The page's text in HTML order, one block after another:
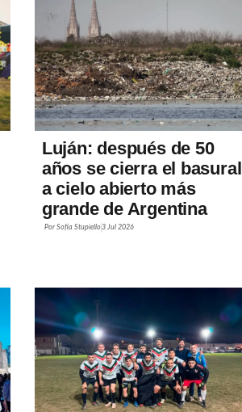
Luján: después de 50
años se cierra el basural
a cielo abierto más
grande de Argentina
Por Sofía Stupiello3 Jul 2026